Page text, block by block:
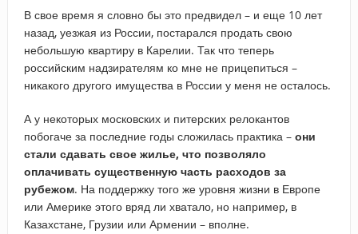
В свое время я словно бы это предвидел – и еще 10 лет
назад, уезжая из России, постарался продать свою
небольшую квартиру в Карелии. Так что теперь
российским надзирателям ко мне не прицепиться –
никакого другого имущества в России у меня не осталось.
А у некоторых московских и питерских релокантов
побогаче за последние годы сложилась практика – они
стали сдавать свое жилье, что позволяло
оплачивать существенную часть расходов за
рубежом. На поддержку того же уровня жизни в Европе
или Америке этого вряд ли хватало, но например, в
Казахстане, Грузии или Армении – вполне.